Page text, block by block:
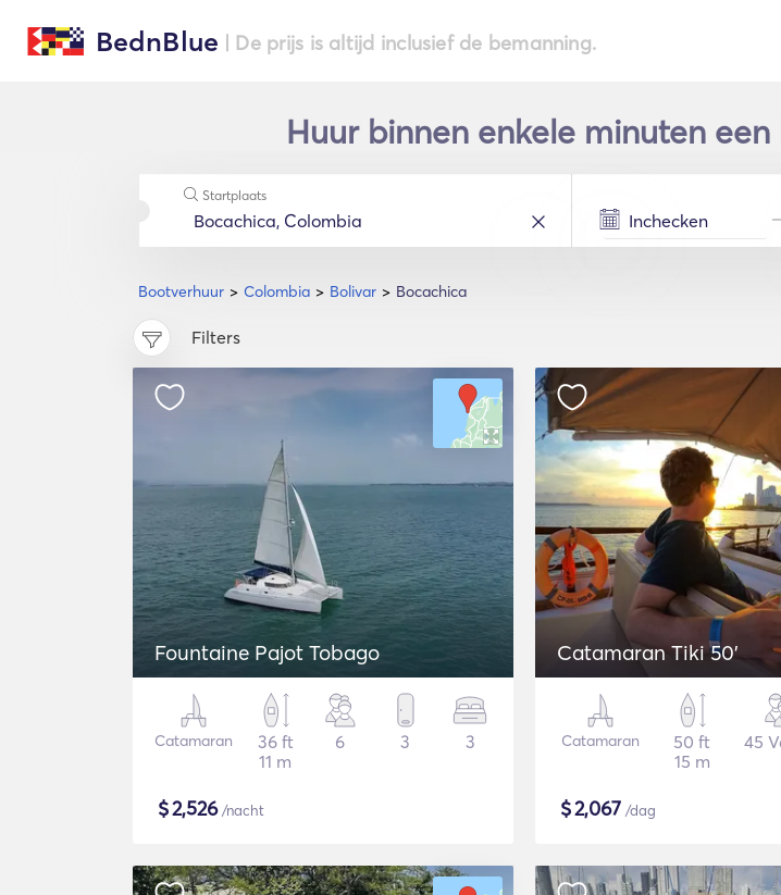
BednBlue | De prijs is altijd inclusief de bemanning.
Huur binnen enkele minuten
Bootverhuur Colombia Bolivar Bocachica
Startplaats
Filters
Fountaine Pajot Tobago
Catamaran
36 ft
11 m
6 3 3
$2,526/nacht
Catamaran Tiki 50'
Catamaran
50 ft
15 m
45
$2,067 /dag